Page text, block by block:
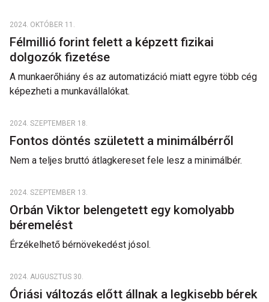
2024. OKTÓBER 11.
Félmillió forint felett a képzett fizikai
dolgozók fizetése
A munkaerőhiány és az automatizáció miatt egyre több cég
képezheti a munkavállalókat.
2024. SZEPTEMBER 18.
Fontos döntés született a minimálbérről
Nem a teljes bruttó átlagkereset fele lesz a minimálbér.
2024. SZEPTEMBER 13.
Orbán Viktor belengetett egy komolyabb
béremelést
Érzékelhető bérnövekedést jósol.
2024. AUGUSZTUS 30.
Óriási változás előtt állnak a legkisebb bérek